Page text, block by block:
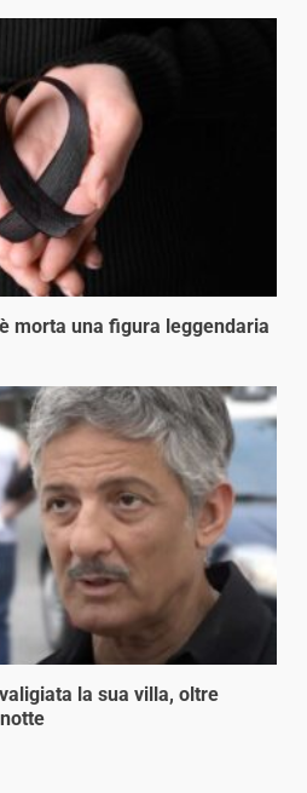
morta una figura leggendaria
la sua villa, oltre